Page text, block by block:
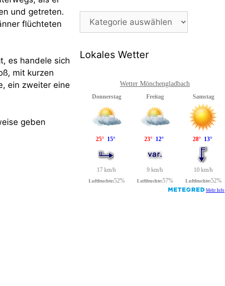
und getreten.
flüchteten
es handele sich
mit kurzen
ein zweiter eine
geben
Beitragsarchiv
Lokales Wetter
Wetter Mönchengladbach